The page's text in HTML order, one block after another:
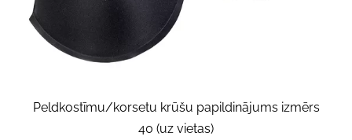
Peldkostīmu/korsetu krūšu papildinājums izmērs
40 (uz vietas)